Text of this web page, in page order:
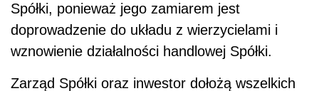
Spółki, ponieważ jego zamiarem jest
doprowadzenie do układu z wierzycielami i
wznowienie działalności handlowej Spółki.
Zarząd Spółki oraz inwestor dołożą wszelkich